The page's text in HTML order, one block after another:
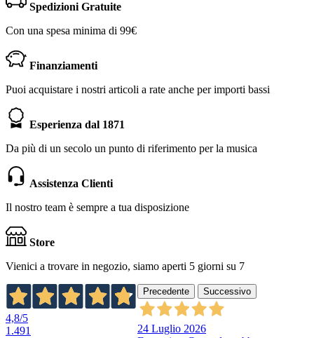
Spedizioni Gratuite
Con una spesa minima di 99€
Finanziamenti
Puoi acquistare i nostri articoli a rate anche per importi bassi
Esperienza dal 1871
Da più di un secolo un punto di riferimento per la musica
Assistenza Clienti
Il nostro team è sempre a tua disposizione
Store
Vienici a trovare in negozio, siamo aperti 5 giorni su 7
4,8/5
1.491
Precedente Successivo
24 Luglio 2026